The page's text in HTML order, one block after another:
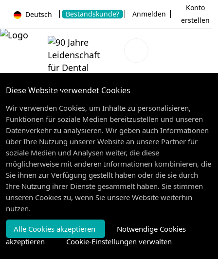
Deutsch Bestandskunde? Anmelden
Konto
erstellen
Diese Website verwendet Cookies
Wir verwenden Cookies, um Inhalte zu personalisieren,
Funktionen für soziale Medien bereitzustellen und unseren
Datenverkehr zu analysieren. Wir geben auch Informationen
über Ihre Nutzung unserer Website an unsere Partner für
soziale Medien und Analysen weiter, die diese
möglicherweise mit anderen Informationen kombinieren, die
Sie ihnen zur Verfügung gestellt haben oder die sie durch
Ihre Nutzung ihrer Dienste gesammelt haben. Sie stimmen
unseren Cookies zu, wenn Sie unsere Website weiterhin
nutzen.
Alle Cookies akzeptieren
Notwendige Cookies
akzeptieren
Cookie-Einstellungen verwalten